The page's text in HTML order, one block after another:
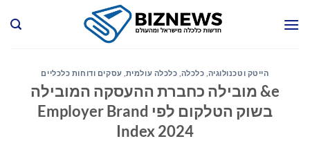
הייטק וטכנולוגיה כלכלה כלכלה עולמית עסקים ודוחות כלכליים
e& מובילה כחברת ההעסקה המובילה
בשוק הטלקום לפי Employer Brand
Index 2024